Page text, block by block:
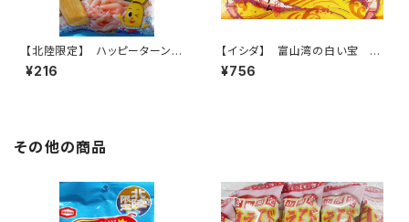
【北陸限定】 ハッピーターン
白えび味 34g
¥216
【イシダ】 富山湾の白い宝 白
えびせんべいプレミアム 8枚
入り
¥756
その他の商品